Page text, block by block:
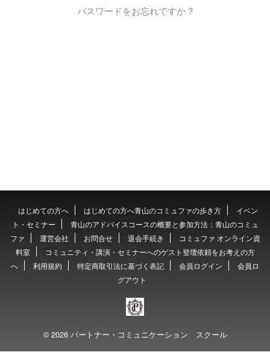
パスワードをお忘れですか ?
はじめての方へ はじめての方へ青山のコミュファの歩き方
イベン
ト・セミナー
青山のアドバイスコースの概要と参加方法：青山のコミュ
ファ
運営会社 お問合せ 退会手続き
コミュファ オンライン資
料室
コミュニティ・講演・セミナーへのゲスト登壇依頼をお考えの方
へ
利用規約 特定商取引法に基づく表記 会員ログイン
会員ロ
グアウト
© 2026 パートナー・コミュニケーション スクール